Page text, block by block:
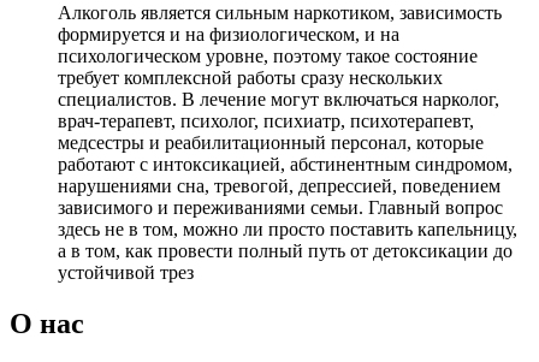
Алкоголь является сильным наркотиком, зависимость
формируется и на физиологическом, и на
психологическом уровне, поэтому такое состояние
требует комплексной работы сразу нескольких
специалистов. В лечение могут включаться нарколог,
врач-терапевт, психолог, психиатр, психотерапевт,
медсестры и реабилитационный персонал, которые
работают с интоксикацией, абстинентным синдромом,
нарушениями сна, тревогой, депрессией, поведением
зависимого и переживаниями семьи. Главный вопрос
здесь не в том, можно ли просто поставить капельницу,
а в том, как провести полный путь от детоксикации до
устойчивой трез
О нас